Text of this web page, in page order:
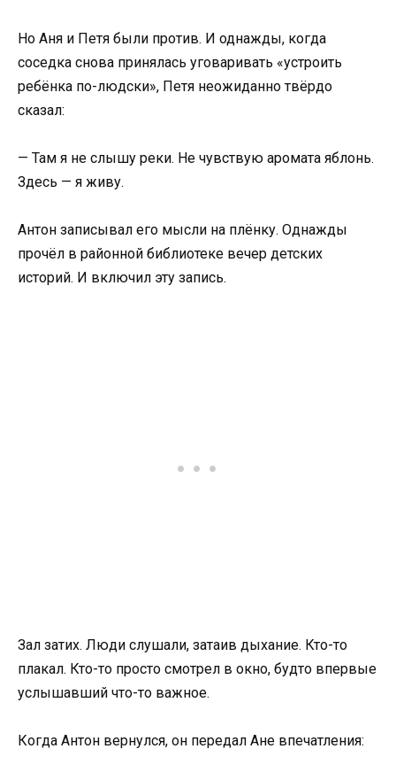
Но Аня и Петя были против. И однажды, когда
соседка снова принялась уговаривать «устроить
ребёнка по-людски», Петя неожиданно твёрдо
сказал:
— Там я не слышу реки. Не чувствую аромата яблонь.
Здесь — я живу.
Антон записывал его мысли на плёнку. Однажды
прочёл в районной библиотеке вечер детских
историй. И включил эту запись.
Зал затих. Люди слушали, затаив дыхание. Кто-то
плакал. Кто-то просто смотрел в окно, будто впервые
услышавший что-то важное.
Когда Антон вернулся, он передал Ане впечатления: